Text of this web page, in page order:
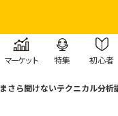
マーケット 特集 初心者
さら聞けないテクニカル分析